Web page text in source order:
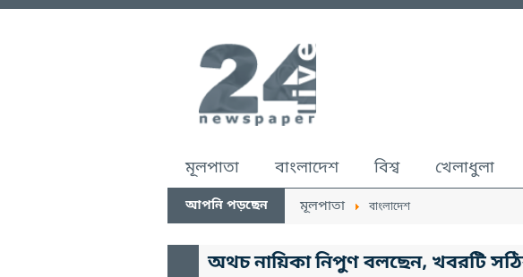
মূলপাতা বাংলাদেশ বিশ্ব খেলাধুলা
আপনি পড়ছেন মূলপাতা বাংলাদেশ
অথচ নায়িকা নিপুণ বলছেন, খবরটি